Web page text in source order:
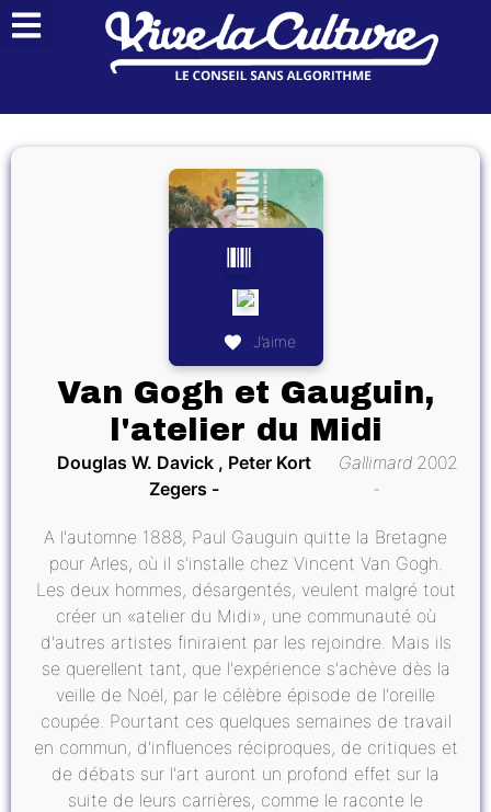
J’aime
Van Gogh et Gauguin,
l'atelier du Midi
Douglas W. Davick , Peter Kort
Zegers
Gallimard 2002
A l'automne 1888, Paul Gauguin quitte la Bretagne
pour Arles, où il s'installe chez Vincent Van Gogh.
Les deux hommes, désargentés, veulent malgré tout
créer un «atelier du Midi», une communauté où
d'autres artistes finiraient par les rejoindre. Mais ils
se querellent tant, que l'expérience s'achève dès la
veille de Noël, par le célèbre épisode de l'oreille
coupée. Pourtant ces quelques semaines de travail
en commun, d'influences réciproques, de critiques et
de débats sur l'art auront un profond effet sur la
suite de leurs carrières, comme le raconte le